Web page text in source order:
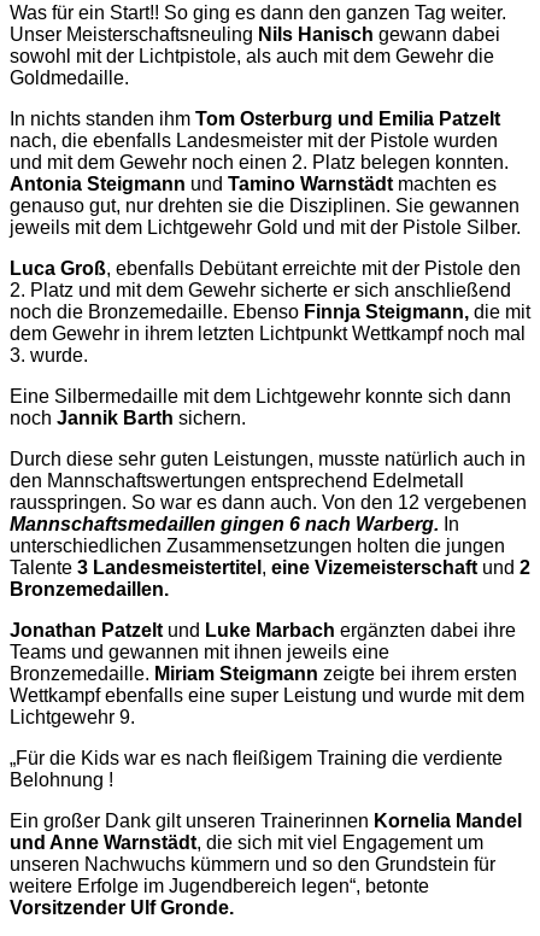
Was für ein Start!! So ging es dann den ganzen Tag weiter.
Unser Meisterschaftsneuling Nils Hanisch gewann dabei
sowohl mit der Lichtpistole, als auch mit dem Gewehr die
Goldmedaille.
In nichts standen ihm Tom Osterburg und Emilia Patzelt
nach, die ebenfalls Landesmeister mit der Pistole wurden
und mit dem Gewehr noch einen 2. Platz belegen konnten.
Antonia Steigmann und Tamino Warnstädt machten es
genauso gut, nur drehten sie die Disziplinen. Sie gewannen
jeweils mit dem Lichtgewehr Gold und mit der Pistole Silber.
Luca Groß, ebenfalls Debütant erreichte mit der Pistole den
2. Platz und mit dem Gewehr sicherte er sich anschließend
noch die Bronzemedaille. Ebenso Finnja Steigmann, die mit
dem Gewehr in ihrem letzten Lichtpunkt Wettkampf noch mal
3. wurde.
Eine Silbermedaille mit dem Lichtgewehr konnte sich dann
noch Jannik Barth sichern.
Durch diese sehr guten Leistungen, musste natürlich auch in
den Mannschaftswertungen entsprechend Edelmetall
rausspringen. So war es dann auch. Von den 12 vergebenen
Mannschaftsmedaillen gingen 6 nach Warberg. In
unterschiedlichen Zusammensetzungen holten die jungen
Talente 3 Landesmeistertitel , eine Vizemeisterschaft und 2
Bronzemedaillen.
Jonathan Patzelt und Luke Marbach ergänzten dabei ihre
Teams und gewannen mit ihnen jeweils eine
Bronzemedaille. Miriam Steigmann zeigte bei ihrem ersten
Wettkampf ebenfalls eine super Leistung und wurde mit dem
Lichtgewehr 9.
„Für die Kids war es nach fleißigem Training die verdiente
Belohnung !
Ein großer Dank gilt unseren Trainerinnen Kornelia Mandel
und Anne Warnstädt, die sich mit viel Engagement um
unseren Nachwuchs kümmern und so den Grundstein für
weitere Erfolge im Jugendbereich legen“, betonte
Vorsitzender Ulf Gronde.